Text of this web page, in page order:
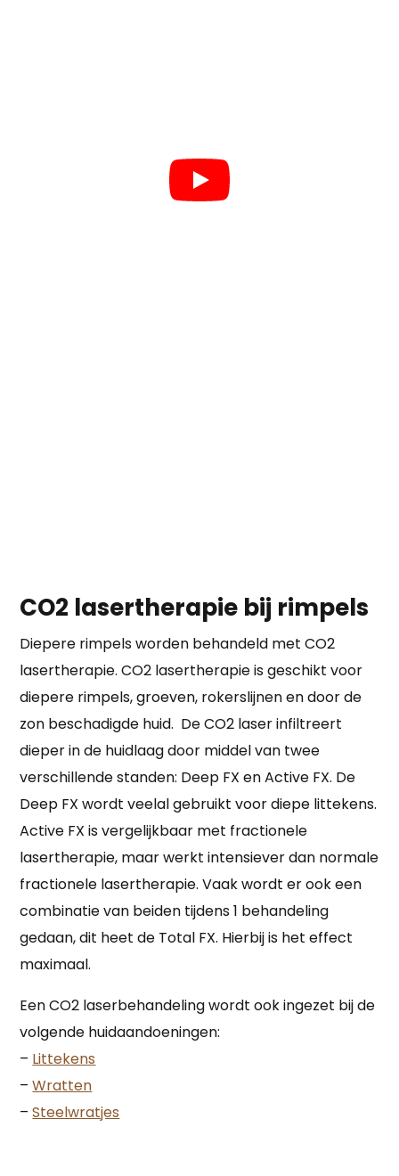
CO2 lasertherapie bij rimpels
Diepere rimpels worden behandeld met CO2
lasertherapie. CO2 lasertherapie is geschikt voor
diepere rimpels, groeven, rokerslijnen en door de
zon beschadigde huid. De CO2 laser infiltreert
dieper in de huidlaag door middel van twee
verschillende standen: Deep FX en Active FX. De
Deep FX wordt veelal gebruikt voor diepe littekens.
Active FX is vergelijkbaar met fractionele
lasertherapie, maar werkt intensiever dan normale
fractionele lasertherapie. Vaak wordt er ook een
combinatie van beiden tijdens 1 behandeling
gedaan, dit heet de Total FX. Hierbij is het effect
maximaal.
Een CO2 laserbehandeling wordt ook ingezet bij de
volgende huidaandoeningen:
– Littekens
– Wratten
– Steelwratjes